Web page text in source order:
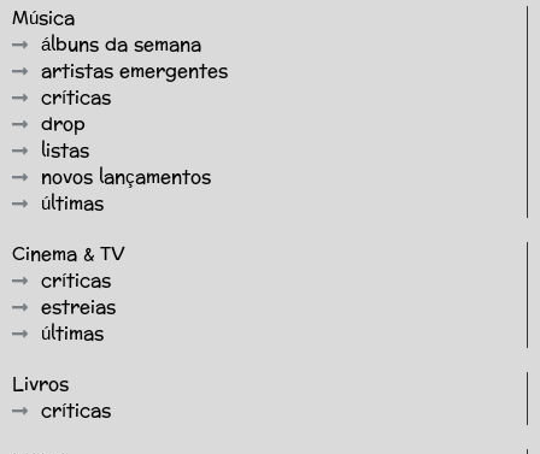
Música
álbuns da semana
artistas emergentes
críticas
drop
listas
novos lançamentos
últimas
Cinema & TV
críticas
estreias
últimas
Livros
críticas